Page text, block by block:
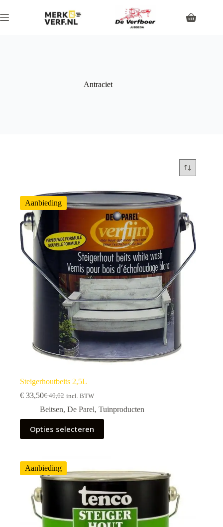
Antraciet
Aanbieding
Steigerhoutbeits 2,5L
€40,62
€ 33,50 incl. BTW
Beitsen, De Parel, Tuinproducten
Opties selecteren
Aanbieding